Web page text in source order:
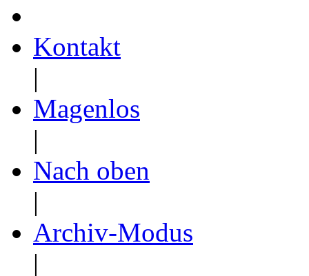
Kontakt
|
Magenlos
|
Nach oben
|
Archiv-Modus
|